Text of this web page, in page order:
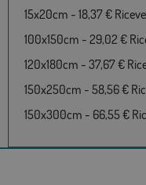
15x20cm - 18,37 €
100x150cm - 29,02 €
120x180cm - 37,67 €
150x250cm - 58,56 €
150x300cm - 66,55 €